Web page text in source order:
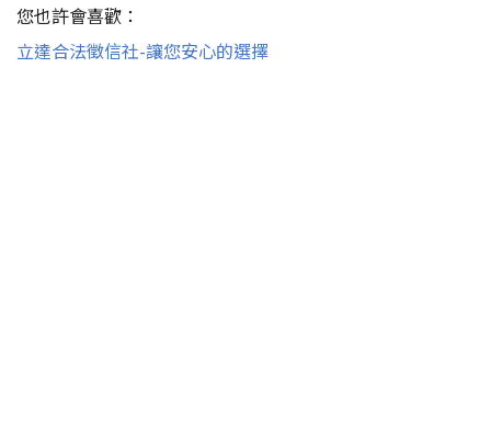
您也許會喜歡：
立達合法徵信社-讓您安心的選擇